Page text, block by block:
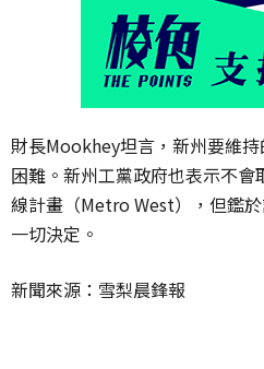
財長Mookhey坦言，新州要維
困難。新州工黨政府也表示不
線計畫（Metro West），但鑑
一切決定。
新聞來源：雪梨晨鋒報